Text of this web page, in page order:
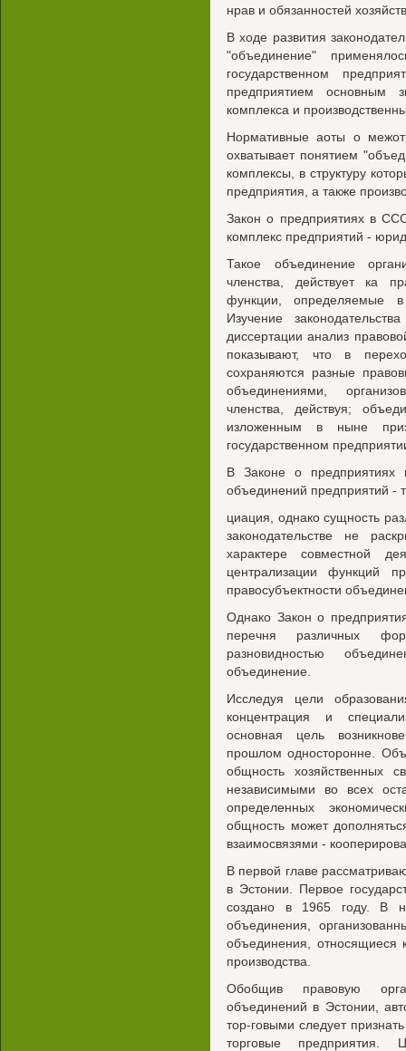
нрав и обязанностей
В ходе развития
"объединение"
государственном
предприятием основным
комплекса и
Нормативные аоты о
охватывает понятием
комплексы, в структуру
предприятия, а также
Закон о предприятиях в
комплекс предприятий -
Такое объединение
членства, действует ка
функции, определяемые
Изучение
диссертации анализ
показывают, что в
сохраняются разные
объединениями,
членства, действуя;
изложенным в ныне
государственном
В Законе о
объединений предприятий -
циация, однако сущность
законодательстве не
характере совместной
централизации функций
правосубъектности
Однако Закон о
перечня различных
разновидностью
объединение.
Исследуя цели
концентрация и
основная цель
прошлом односторонне.
общность хозяйственных
независимыми во всех
определенных
общность может
взаимосвязями -
В первой главе
в Эстонии. Первое
создано в 1965 году. В
объединения,
объединения, относящиеся
производства.
Обобщив правовую
объединений в Эстонии,
тор-говыми следует
торговые предприятия.